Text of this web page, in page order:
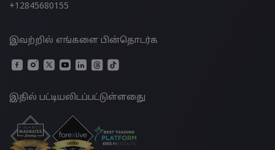
+12845680155
இவற்றில் எங்களை பின்தொடர்க
இதில் பட்டியலிடப்பட்டுள்ளதுை